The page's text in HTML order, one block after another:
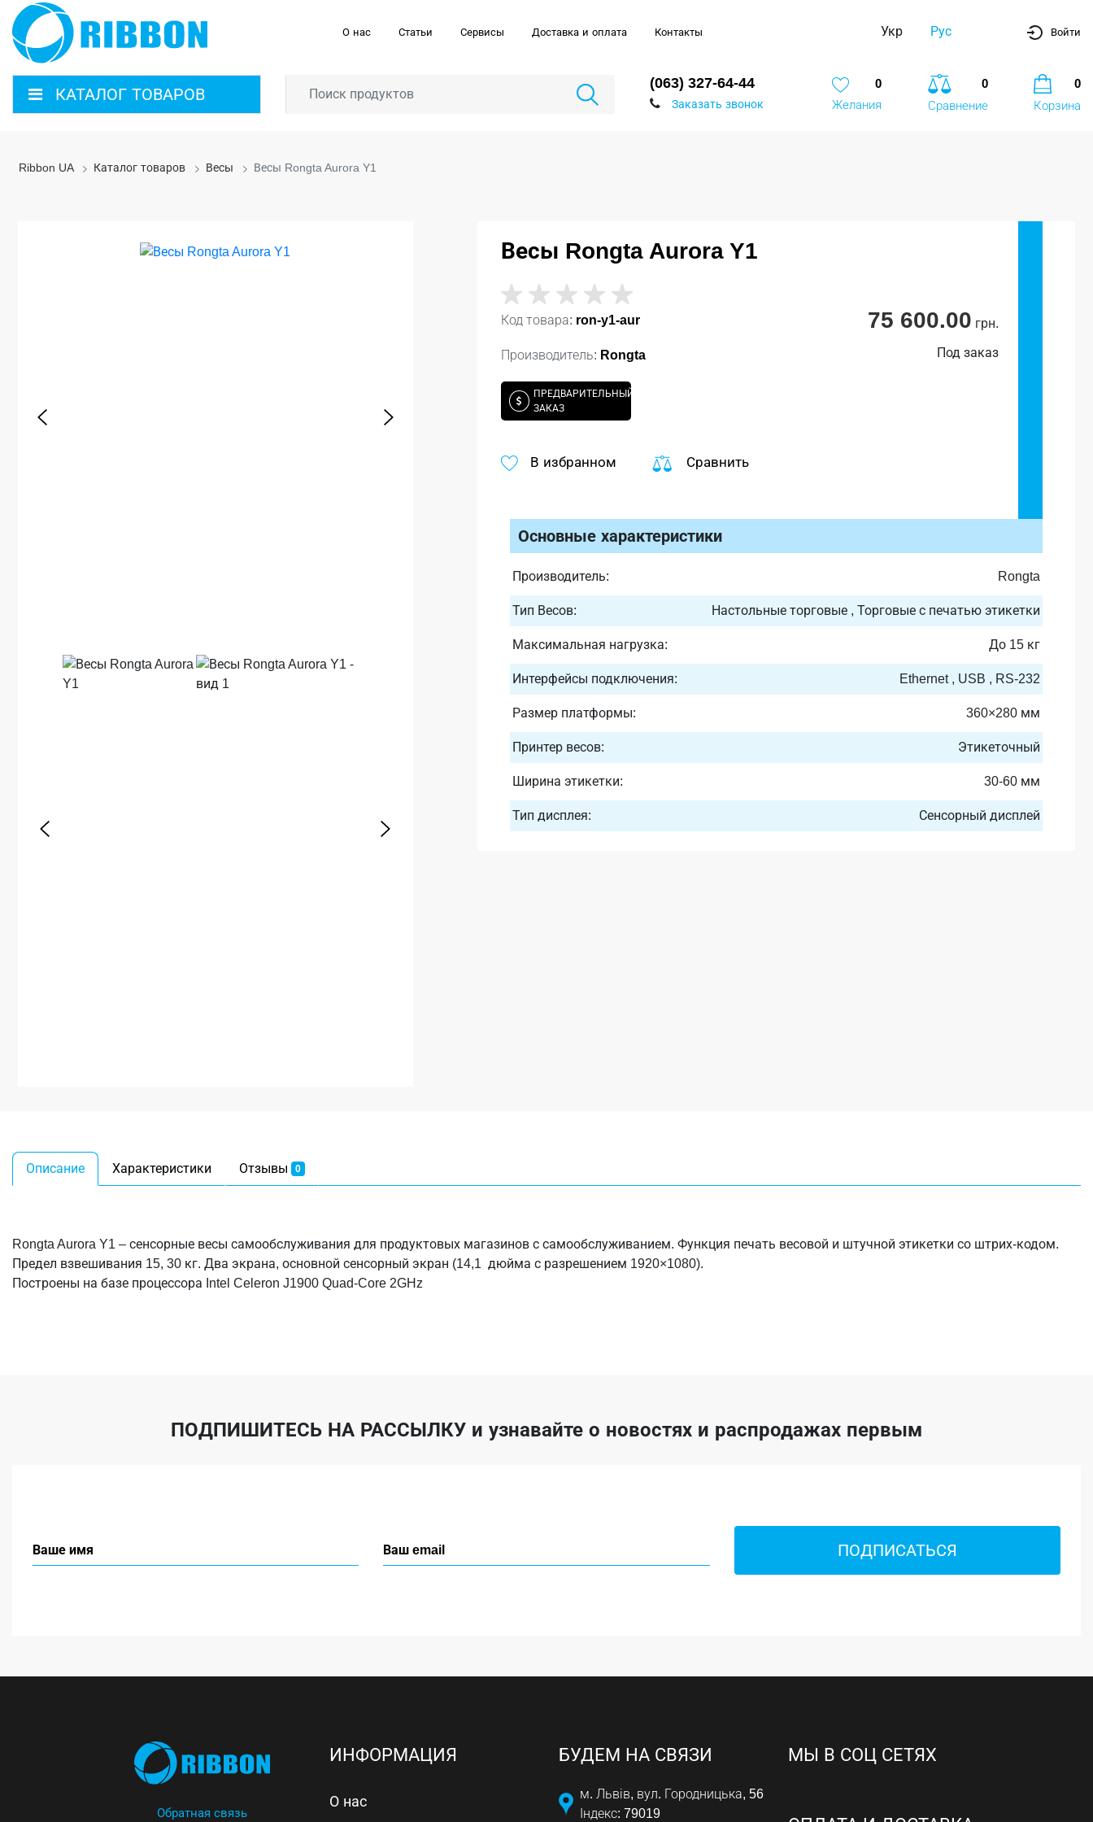
О нас Статьи Сервисы Доставка и оплата Контакты Укр Рус Войти
КАТАЛОГ ТОВАРОВ
(063) 327-64-44
Заказать звонок
0
Желания
0
Сравнение
0
Корзина
Ribbon UA Каталог товаров Весы Весы Rongta Aurora Y1
Весы Rongta Aurora Y1
Код товара: ron-y1-aur 75 600.00 грн.
Производитель: Rongta Под заказ
ПРЕДВАРИТЕЛЬНЫЙ
ЗАКАЗ
В избранном Сравнить
Основные характеристики
Производитель: Rongta
Тип Весов: Настольные торговые , Торговые с печатью этикетки
Максимальная нагрузка: До 15 кг
Интерфейсы подключения: Ethernet , USB , RS-232
Размер платформы: 360×280 мм
Принтер весов: Этикеточный
Ширина этикетки: 30-60 мм
Тип дисплея: Сенсорный дисплей
Описание Характеристики Отзывы 0
Rongta Aurora Y1 – сенсорные весы самообслуживания для продуктовых магазинов с самообслуживанием. Функция печать весовой и штучной этикетки со штрих-кодом.
Предел взвешивания 15, 30 кг. Два экрана, основной сенсорный экран (14,1 дюйма с разрешением 1920×1080).
Построены на базе процессора Intel Celeron J1900 Quad-Core 2GHz
ПОДПИШИТЕСЬ НА РАССЫЛКУ и узнавайте о новостях и распродажах первым
ПОДПИСАТЬСЯ
Обратная связь
ИНФОРМАЦИЯ
О нас
БУДЕМ НА СВЯЗИ
м. Львів, вул. Городницька, 56
Індекс: 79019
МЫ В СОЦ СЕТЯХ